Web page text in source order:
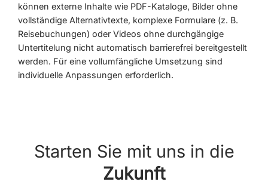
können externe Inhalte wie PDF-Kataloge, Bilder ohne
vollständige Alternativtexte, komplexe Formulare (z. B.
Reisebuchungen) oder Videos ohne durchgängige
Untertitelung nicht automatisch barrierefrei bereitgestellt
werden. Für eine vollumfängliche Umsetzung sind
individuelle Anpassungen erforderlich.
Starten Sie mit uns in die
Zukunft